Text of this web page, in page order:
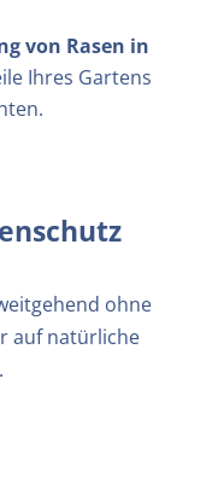
von Rasen in
Ihres Gartens
ohne
auf natürliche